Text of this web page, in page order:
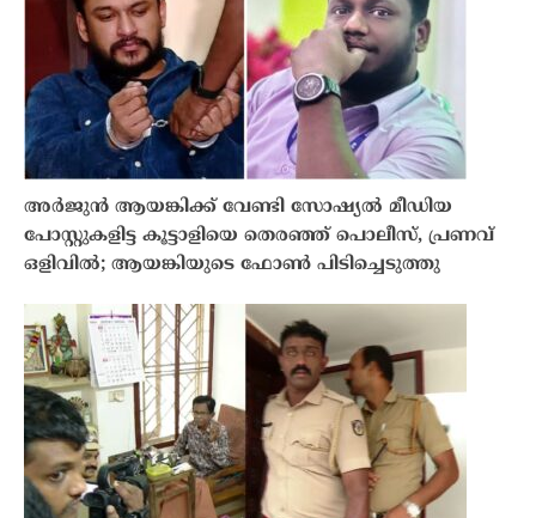
അർജുൻ ആയങ്കിക്ക് വേണ്ടി സോഷ്യൽ മീഡിയ
പോസ്റ്റുകളിട്ട കൂട്ടാളിയെ തെരഞ്ഞ് പൊലീസ്, പ്രണവ്
ഒളിവിൽ; ആയങ്കിയുടെ ഫോൺ പിടിച്ചെടുത്തു